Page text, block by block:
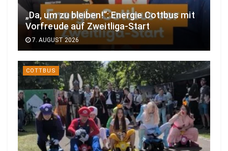
„Da, um zu bleiben!“: Energie Cottbus mit
Vorfreude auf Zweitliga-Start
7. AUGUST 2026
COTTBUS